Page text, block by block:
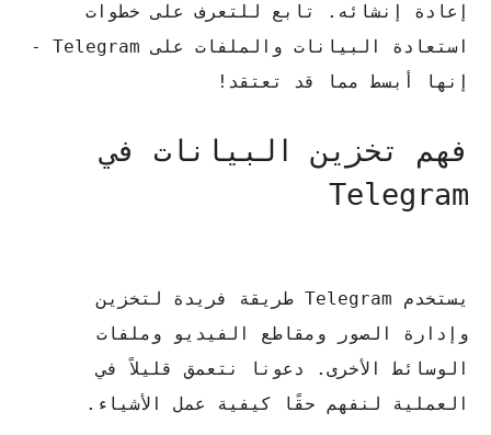
إعادة إنشائه. تابع للتعرف على خطوات
استعادة البيانات والملفات على Telegram -
إنها أبسط مما قد تعتقد!
فهم تخزين البيانات في
Telegram
يستخدم Telegram طريقة فريدة لتخزين
وإدارة الصور ومقاطع الفيديو وملفات
الوسائط الأخرى.
دعونا نتعمق قليلاً في
العملية لنفهم حقًا كيفية عمل الأشياء.